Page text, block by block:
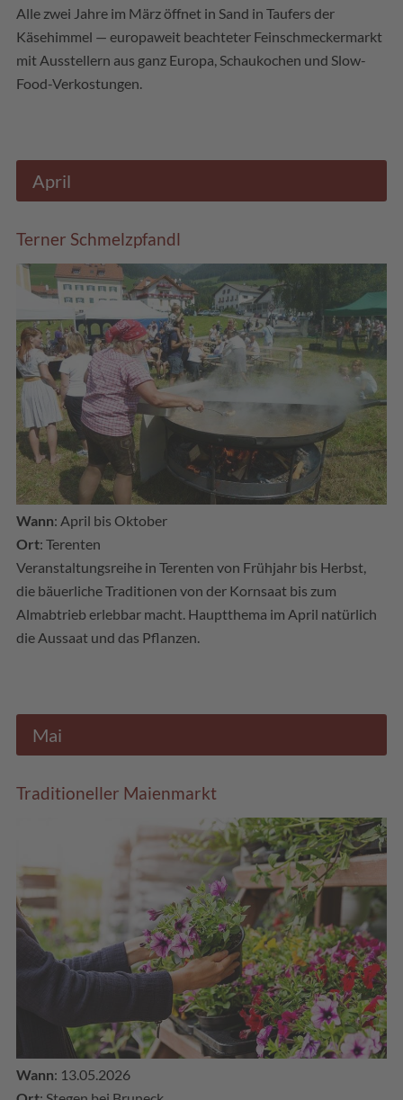
Alle zwei Jahre im März öffnet in Sand in Taufers der
Käsehimmel — europaweit beachteter Feinschmeckermarkt
mit Ausstellern aus ganz Europa, Schaukochen und Slow-
Food-Verkostungen.
April
Terner Schmelzpfandl
Wann: April bis Oktober
Ort: Terenten
Veranstaltungsreihe in Terenten von Frühjahr bis Herbst,
die bäuerliche Traditionen von der Kornsaat bis zum
Almabtrieb erlebbar macht. Hauptthema im April natürlich
die Aussaat und das Pflanzen.
Mai
Traditioneller Maienmarkt
Wann: 13.05.2026